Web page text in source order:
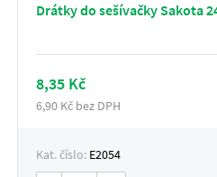
Drátky do sešívačky Sakota
8,35 Kč
6,90 Kč bez DPH
Kat. číslo: E2054